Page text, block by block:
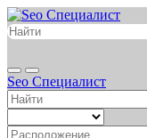
Seo Специалист